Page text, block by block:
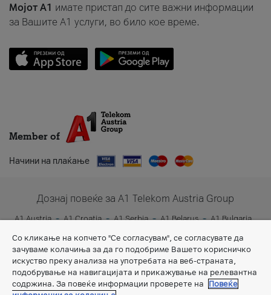
Мојот A1 имате пристап до сите важни информации
за Вашите A1 услуги, во било кое време.
Member of
Начини на плаќање
Дознај повеќе за A1 Telekom Austria Group
A1 Austria A1 Croatia A1 Serbia A1 Belarus
A1 Bulgaria
Со кликање на копчето "Се согласувам", се согласувате да
зачуваме колачиња за да го подобриме Вашето корисничко
искуство преку анализа на употребата на веб-страната,
подобрување на навигацијата и прикажување на релевантна
содржина. За повеќе информации проверете на
Повеќе